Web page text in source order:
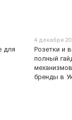
для
4 декабря
Розетки и
полный
бренды в